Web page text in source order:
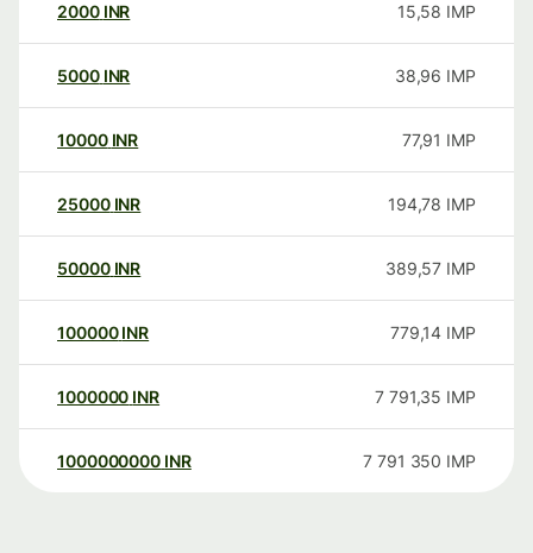
2000 INR 15,58 IMP
5000 INR 38,96 IMP
10000 INR 77,91 IMP
25000 INR 194,78 IMP
50000 INR 389,57 IMP
100000 INR 779,14 IMP
1000000 INR 7 791,35 IMP
1000000000 INR 7 791 350 IMP